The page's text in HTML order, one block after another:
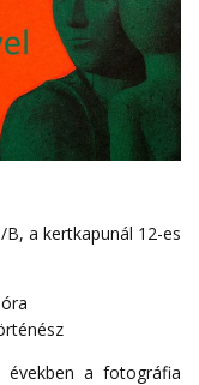
a kertkapunál 12-es
években a fotográfia